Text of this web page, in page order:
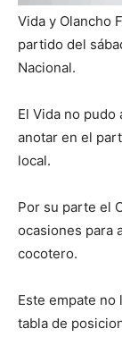
Vida y Olancho
partido del
Nacional.
El Vida no
anotar en el
local.
Por su parte el
ocasiones para
cocotero.
Este empate
tabla de